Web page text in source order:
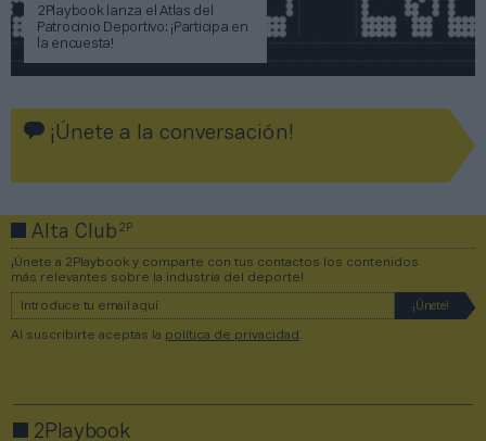
2Playbook lanza el Atlas del
Patrocinio Deportivo: ¡Participa en
la encuesta!
¡Únete a la conversación!
Alta Club2P
¡Únete a 2Playbook y comparte con tus contactos los contenidos
más relevantes sobre la industria del deporte!
Al suscribirte aceptas la política de privacidad
2Playbook